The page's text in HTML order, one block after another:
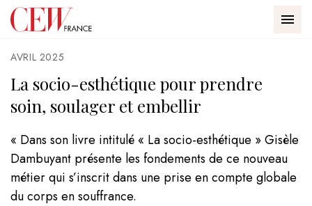
Passer au contenu
Accueil La socio-esthétique pour prendre soin, soulager et embellir
AVRIL 2025
La socio-esthétique pour prendre
soin, soulager et embellir
CEW
« Dans son livre intitulé « La socio-esthétique » Gisèle
Dambuyant présente les fondements de ce nouveau
métier qui s’inscrit dans une prise en compte globale
du corps en souffrance.
Panneau de gestion des cookies